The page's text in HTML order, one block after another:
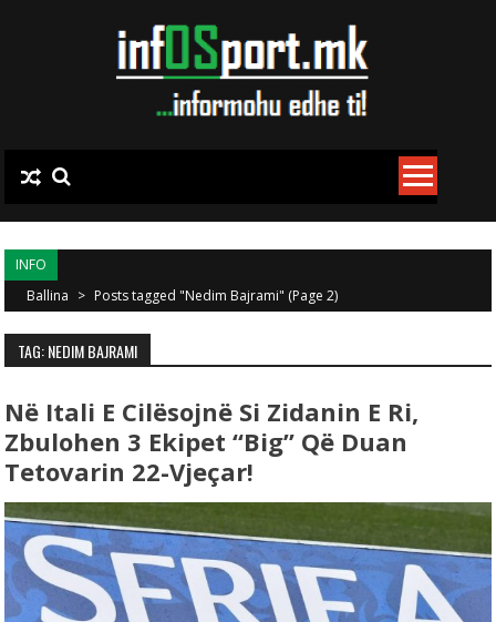
INFO
Ballina > Posts tagged "Nedim Bajrami" (Page 2)
TAG: NEDIM BAJRAMI
Në Itali E Cilësojnë Si Zidanin E Ri,
Zbulohen 3 Ekipet “big” Që Duan
Tetovarin 22-Vjeçar!